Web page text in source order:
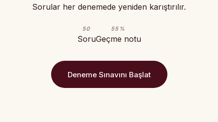
Sorular her denemede yeniden karıştırılır.
50
Soru
55%
Geçme notu
Deneme Sınavını Başlat